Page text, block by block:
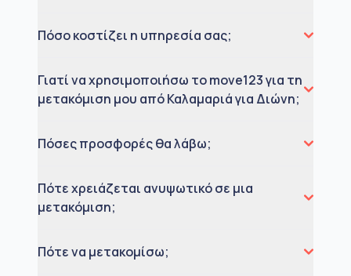
Πόσο κοστίζει η υπηρεσία σας;
Γιατί να χρησιμοποιήσω το move123 για τη
μετακόμιση μου από Καλαμαριά για Διώνη;
Πόσες προσφορές θα λάβω;
Πότε χρειάζεται ανυψωτικό σε μια
μετακόμιση;
Πότε να μετακομίσω;